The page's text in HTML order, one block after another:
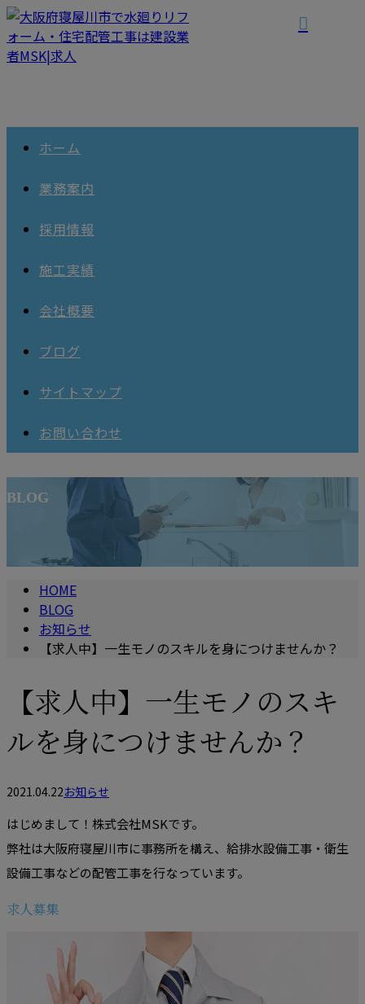
ホーム
業務案内
採用情報
施工実績
会社概要
ブログ
サイトマップ
お問い合わせ
BLOG
HOME
BLOG
お知らせ
【求人中】一生モノのスキルを身につけませんか？
【求人中】一生モノのスキ
ルを身につけませんか？
2021.04.22お知らせ
はじめまして！株式会社MSKです。
弊社は大阪府寝屋川市に事務所を構え、給排水設備工事・衛生
設備工事などの配管工事を行なっています。
求人募集